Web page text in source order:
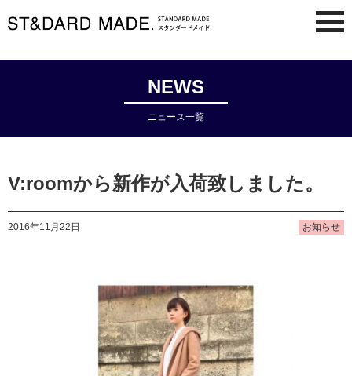
NEWS
ニュース一覧
V:roomから新作が入荷致しました。
2016年11月22日 お知らせ